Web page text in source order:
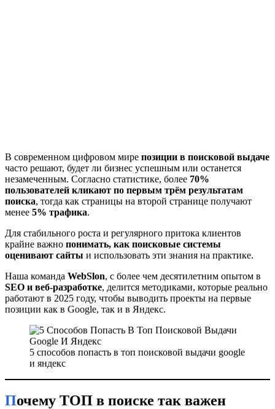
В современном цифровом мире позиции в поисковой выдаче
часто решают, будет ли бизнес успешным или останется
незамеченным. Согласно статистике, более 70%
пользователей кликают по первым трём результатам
поиска, тогда как страницы на второй странице получают
менее 5% трафика.
Для стабильного роста и регулярного притока клиентов
крайне важно понимать, как поисковые системы
оценивают сайты и использовать эти знания на практике.
Наша команда WebSlon, с более чем десятилетним опытом в
SEO и веб-разработке, делится методиками, которые реально
работают в 2025 году, чтобы выводить проекты на первые
позиции как в Google, так и в Яндекс.
5 способов попасть в топ поисковой выдачи google
и яндекс
Почему ТОП в поиске так важен